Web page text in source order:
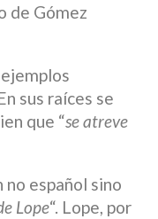
de Gómez
sus raíces se
que “se atreve
español sino
Lope“. Lope, por